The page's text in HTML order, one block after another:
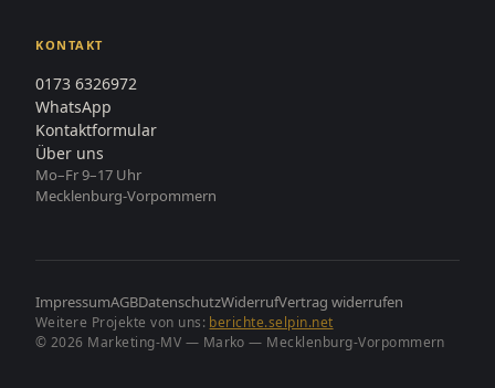
KONTAKT
0173 6326972
WhatsApp
Kontaktformular
Über uns
Mo–Fr 9–17 Uhr
Mecklenburg-Vorpommern
ImpressumAGBDatenschutzWiderrufVertrag widerrufen
Weitere Projekte von uns: berichte.selpin.net
© 2026 Marketing-MV — Marko — Mecklenburg-Vorpommern